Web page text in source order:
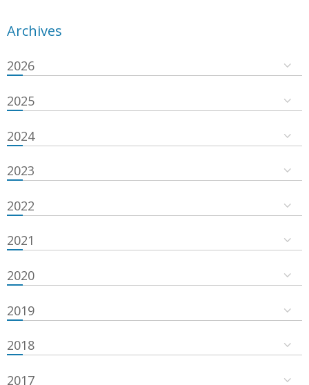
Archives
2026
2025
2024
2023
2022
2021
2020
2019
2018
2017